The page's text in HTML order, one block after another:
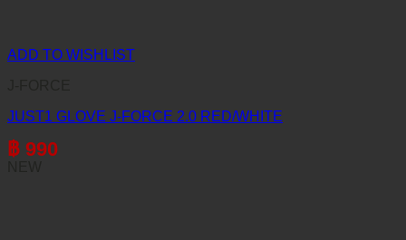
ADD TO WISHLIST
JUST1 GLOVE J-FORCE 2.0 RED/WHITE
฿ 990